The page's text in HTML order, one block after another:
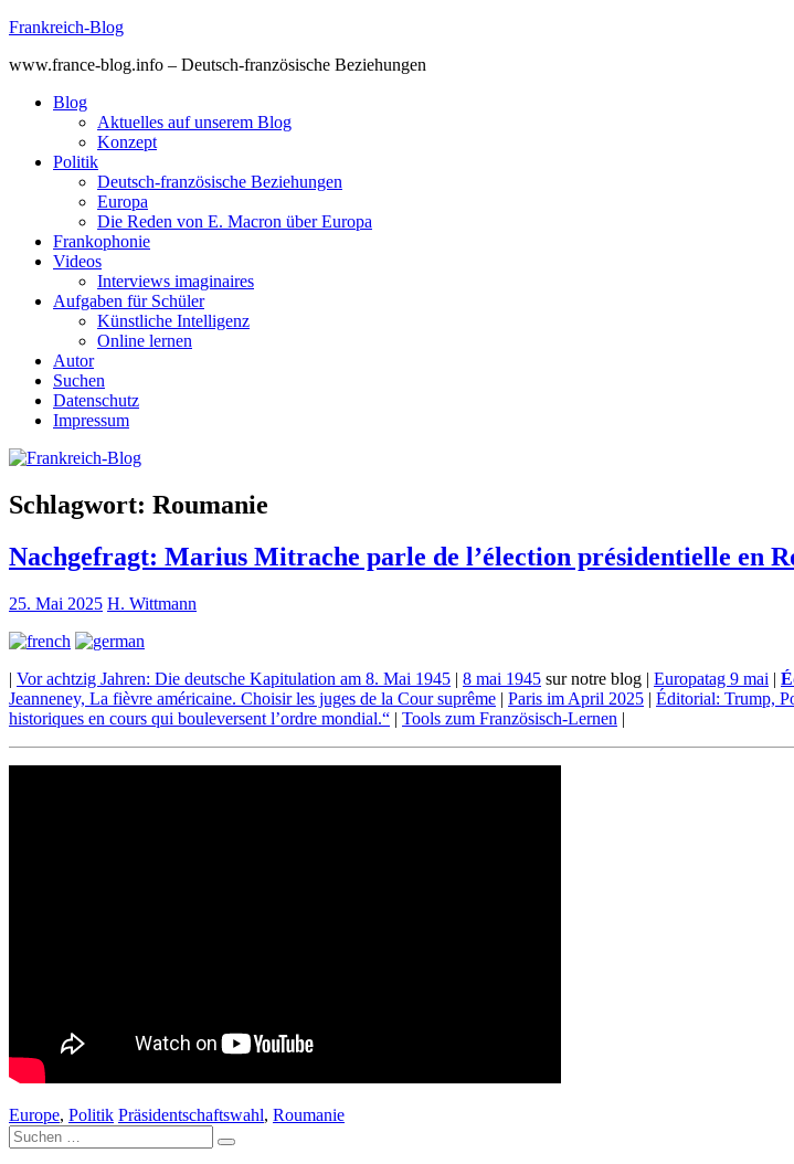
Skip
content
Frankreich-Blog
www.france-blog.info – Deutsch-französische Beziehungen
Blog
Aktuelles auf unserem Blog
Konzept
Politik
Deutsch-französische Beziehungen
Europa
Die Reden von E. Macron über Europa
Frankophonie
Videos
Interviews imaginaires
Aufgaben für Schüler
Künstliche Intelligenz
Online lernen
Autor
Suchen
Datenschutz
Impressum
Schlagwort: Roumanie
Nachgefragt: Marius Mitrache parle de l’élection présidentielle en
25. Mai 2025 H. Wittmann
| Vor achtzig Jahren: Die deutsche Kapitulation am 8. Mai 1945 | 8 mai 1945 sur notre blog | Europatag 9 mai |
Jeanneney, La fièvre américaine. Choisir les juges de la Cour suprême | Paris im April 2025 | Éditorial: Trump,
historiques en cours qui bouleversent l’ordre mondial.“ | Tools zum Französisch-Lernen |
Europe, Politik Präsidentschaftswahl, Roumanie
Suche
nach: